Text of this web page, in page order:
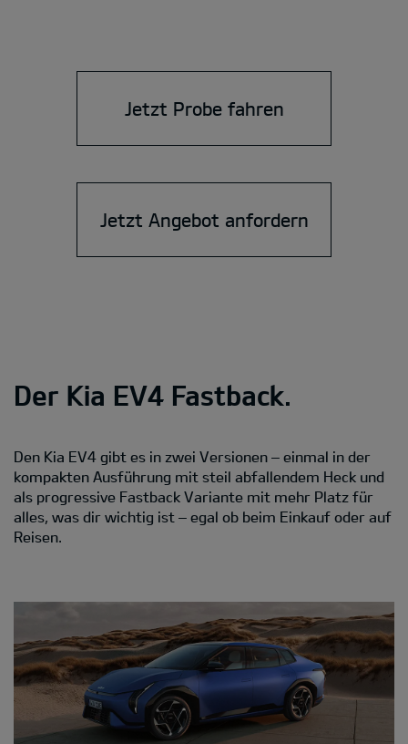
Jetzt Probe fahren
Jetzt Angebot anfordern
Der Kia EV4 Fastback.
Den Kia EV4 gibt es in zwei Versionen – einmal in der
kompakten Ausführung mit steil abfallendem Heck und
als progressive Fastback Variante mit mehr Platz für
alles, was dir wichtig ist – egal ob beim Einkauf oder auf
Reisen.